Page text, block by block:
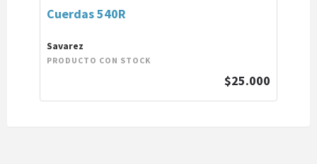
Cuerdas 540R
Savarez
PRODUCTO CON STOCK
$25.000